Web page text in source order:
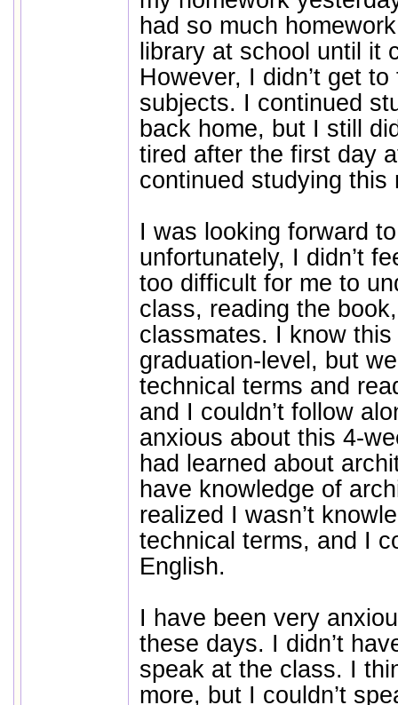
had so much
library at school until it
However, I didn’t get
subjects. I continued
back home, but I still
tired after the first day
continued studying this
I was looking forward
unfortunately, I didn’t
too difficult for me to
class, reading the
classmates. I know
graduation-level, but
technical terms and
and I couldn’t follow
anxious about this 4-
had learned about
have knowledge of
realized I wasn’t
technical terms, and I
English.
I have been very
these days. I didn’t
speak at the class. I
more, but I couldn’t